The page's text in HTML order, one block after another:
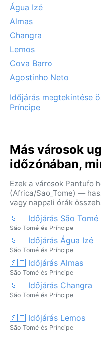
Água Izé
Almas
Changra
Lemos
Cova Barro
Agostinho Neto
Időjárás megtekintése
Príncipe
Más városok
időzónában,
Ezek a városok Pantufo
(Africa/Sao_Tome) —
vagy nappali órák
🇸🇹 Időjárás São Tomé
São Tomé és Príncipe
🇸🇹 Időjárás Água Izé
São Tomé és Príncipe
🇸🇹 Időjárás Almas
São Tomé és Príncipe
🇸🇹 Időjárás Changra
São Tomé és Príncipe
🇸🇹 Időjárás Lemos
São Tomé és Príncipe